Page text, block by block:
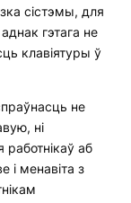
сістэмы, для
гэтага не
клавіятуры ў
не
ні
работнікаў аб
і менавіта з